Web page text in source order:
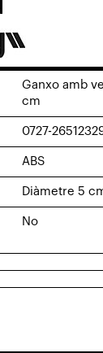
Ganxo amb
cm
0727-
ABS
Diàmetre 5
No